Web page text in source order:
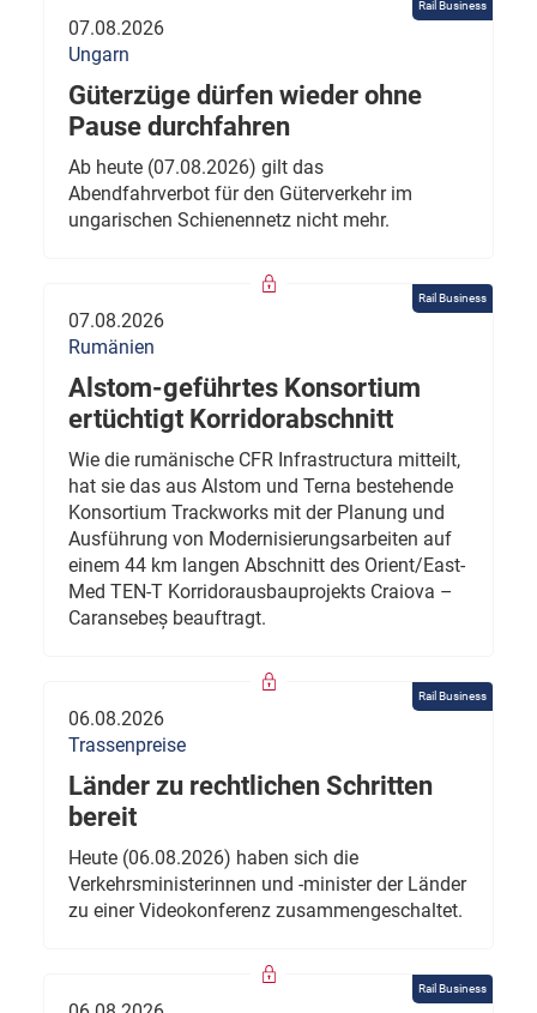
Rail Business
07.08.2026
Ungarn
Güterzüge dürfen wieder ohne
Pause durchfahren
Ab heute (07.08.2026) gilt das
Abendfahrverbot für den Güterverkehr im
ungarischen Schienennetz nicht mehr.
Rail Business
07.08.2026
Rumänien
Alstom-geführtes Konsortium
ertüchtigt Korridorabschnitt
Wie die rumänische CFR Infrastructura mitteilt,
hat sie das aus Alstom und Terna bestehende
Konsortium Trackworks mit der Planung und
Ausführung von Modernisierungsarbeiten auf
einem 44 km langen Abschnitt des Orient/East-
Med TEN-T Korridorausbauprojekts Craiova –
Caransebeș beauftragt.
Rail Business
06.08.2026
Trassenpreise
Länder zu rechtlichen Schritten
bereit
Heute (06.08.2026) haben sich die
Verkehrsministerinnen und -minister der Länder
zu einer Videokonferenz zusammengeschaltet.
Rail Business